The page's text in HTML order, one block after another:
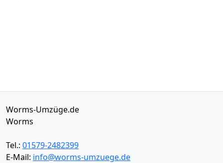
Worms-Umzüge.de
Worms
Tel.: 01579-2482399
E-Mail: info@worms-umzuege.de